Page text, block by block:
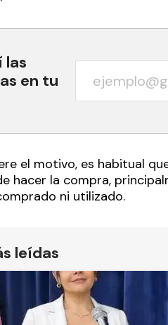
las
en tu
el motivo, es habitual
hacer la compra,
ni utilizado.
leídas